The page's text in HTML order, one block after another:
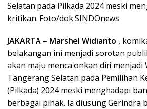
Selatan pada Pilkada 2024 meski
kritikan. Foto/dok SINDOnews
JAKARTA – Marshel Widianto ,
belakangan ini menjadi sorotan
akan maju mencalonkan diri menjadi
Tangerang Selatan pada Pemilihan
(Pilkada) 2024 meski menghadapi
berbagai pihak. Ia diusung Gerindra